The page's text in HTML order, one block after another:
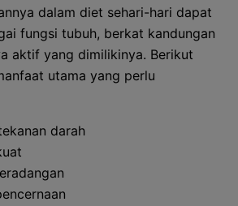
dalam diet sehari-hari dapat
fungsi tubuh, berkat kandungan
aktif yang dimilikinya. Berikut
utama yang perlu
darah